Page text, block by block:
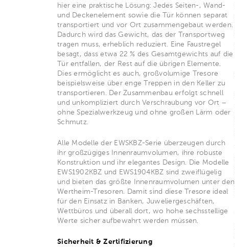
hier eine praktische Lösung: Jedes Seiten-, Wand-
und Deckenelement sowie die Tür können separat
transportiert und vor Ort zusammengebaut werden.
Dadurch wird das Gewicht, das der Transportweg
tragen muss, erheblich reduziert. Eine Faustregel
besagt, dass etwa 22 % des Gesamtgewichts auf die
Tür entfallen, der Rest auf die übrigen Elemente.
Dies ermöglicht es auch, großvolumige Tresore
beispielsweise über enge Treppen in den Keller zu
transportieren. Der Zusammenbau erfolgt schnell
und unkompliziert durch Verschraubung vor Ort –
ohne Spezialwerkzeug und ohne großen Lärm oder
Schmutz.
Alle Modelle der EWSKBZ-Serie überzeugen durch
ihr großzügiges Innenraumvolumen, ihre robuste
Konstruktion und ihr elegantes Design. Die Modelle
EWS1902KBZ und EWS1904KBZ sind zweiflügelig
und bieten das größte Innenraumvolumen unter den
Wertheim-Tresoren. Damit sind diese Tresore ideal
für den Einsatz in Banken, Juweliergeschäften,
Wettbüros und überall dort, wo hohe sechsstellige
Werte sicher aufbewahrt werden müssen.
Sicherheit & Zertifizierung